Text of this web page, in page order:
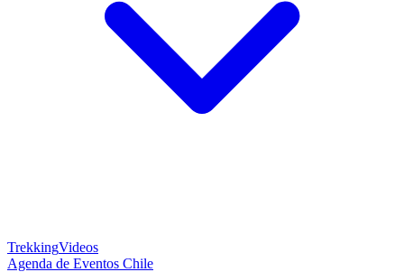
TrekkingVideos
Agenda de Eventos Chile